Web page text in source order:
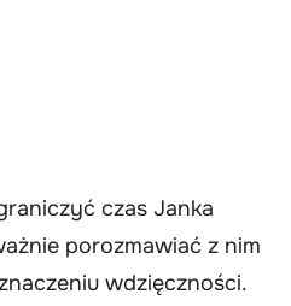
czas Janka
porozmawiać z nim
wdzięczności.